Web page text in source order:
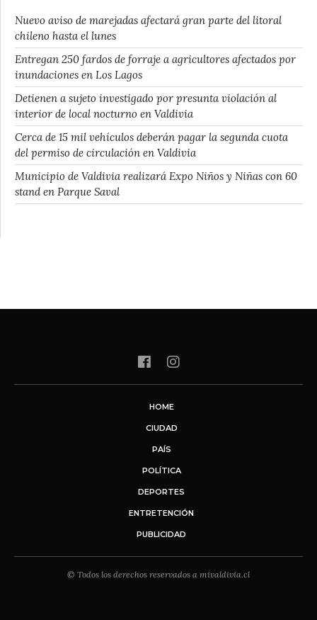
Nuevo aviso de marejadas afectará gran parte del litoral
chileno hasta el lunes
Entregan 250 fardos de forraje a agricultores afectados por
inundaciones en Los Lagos
Detienen a sujeto investigado por presunta violación al
interior de local nocturno en Valdivia
Cerca de 15 mil vehículos deberán pagar la segunda cuota
del permiso de circulación en Valdivia
Municipio de Valdivia realizará Expo Niños y Niñas con 60
stand en Parque Saval
HOME
CIUDAD
PAÍS
POLÍTICA
DEPORTES
ENTRETENCIÓN
PUBLICIDAD
© Todos los derechos reservados a mivaldivia.cl